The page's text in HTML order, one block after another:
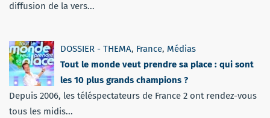
diffusion de la vers...
DOSSIER - THEMA, France, Médias
Tout le monde veut prendre sa place : qui sont
les 10 plus grands champions ?
Depuis 2006, les téléspectateurs de France 2 ont rendez-vous
tous les midis...